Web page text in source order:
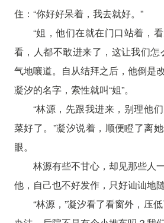
住：“你好好呆着，我去就好。”
“姐，他们在就在门口站着，
看，人都不敢进来了，这让我们怎
气地嚷道。自从结拜之后，他倒是
凝汐的名字，索性就叫“姐”。
“林源，先跟我进来，别理他
菜好了。”凝汐说着，顺便瞪了离
眼。
林源有些不甘心，却见那些人
他，自己也不好发作，只好讪讪地
“林源，”凝汐看了看窗外，压